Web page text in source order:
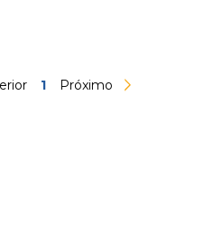
1 Próximo